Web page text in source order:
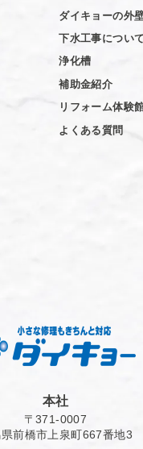
ダイキョーの外
下水工事について
浄化槽
補助金紹介
リフォーム体験
よくある質問
本社
〒371-0007
前橋市上泉町667番地3